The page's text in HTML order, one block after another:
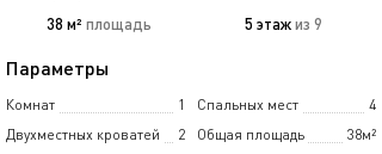
38 м² площадь 5 этажиз 9
Параметры
Комнат 1 Спальных мест
4
Двухместных кроватей
2 Общая площадь
38м²